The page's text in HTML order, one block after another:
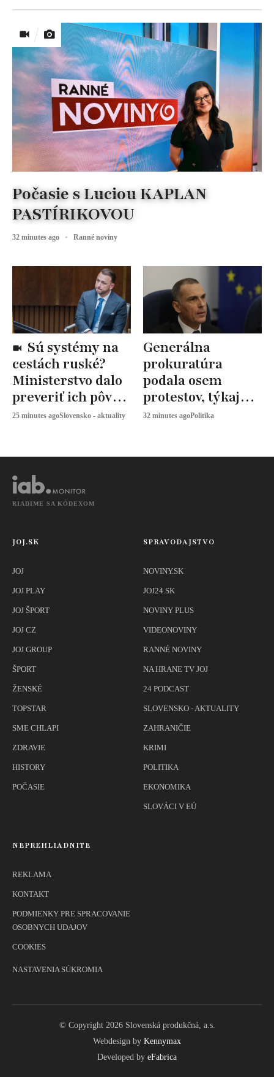
cestách ruské?
Ministerstvo dalo
preveriť ich pôvod
aj bezpečnosť
25 minutes agoSlovensko - aktuality
Generálna
prokuratúra
podala osem
protestov, týkajú
sa volebných
32 minutes agoPolitika
Počasie s Luciou KAPLAN
PASTÍRIKOVOU
32 minutes ago Ranné noviny
RIADIME SA KÓDEXOM
JOJ.SK
JOJ
JOJ PLAY
JOJ ŠPORT
JOJ CZ
JOJ GROUP
ŠPORT
ŽENSKÉ
TOPSTAR
SME CHLAPI
ZDRAVIE
HISTORY
POČASIE
SPRAVODAJSTVO
NOVINY.SK
JOJ24.SK
NOVINY PLUS
VIDEONOVINY
RANNÉ NOVINY
NA HRANE TV JOJ
24 PODCAST
SLOVENSKO - AKTUALITY
ZAHRANIČIE
KRIMI
POLITIKA
EKONOMIKA
SLOVÁCI V EÚ
NEPREHLIADNITE
REKLAMA
KONTAKT
PODMIENKY PRE SPRACOVANIE
OSOBNYCH UDAJOV
COOKIES
NASTAVENIA SÚKROMIA
© Copyright 2026 Slovenská produkčná, a.s.
Webdesign by Kennymax
Developed by eFabrica